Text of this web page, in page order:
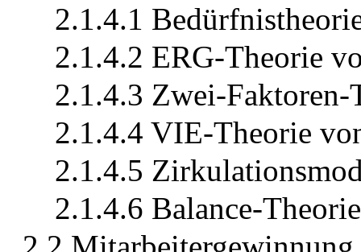
2.1.4.1
2.1.4.2 ERG-Theorie
2.1.4.3 Zwei-Faktoren-
2.1.4.4 VIE-Theorie
2.1.4.5
2.1.4.6 Balance-